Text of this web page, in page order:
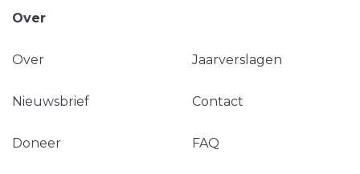
Over
Over Jaarverslagen
Nieuwsbrief Contact
Doneer FAQ